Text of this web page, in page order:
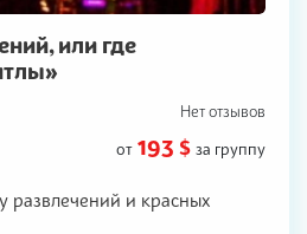
или где
Нет отзывов
от 193 $ за группу
развлечений и красных